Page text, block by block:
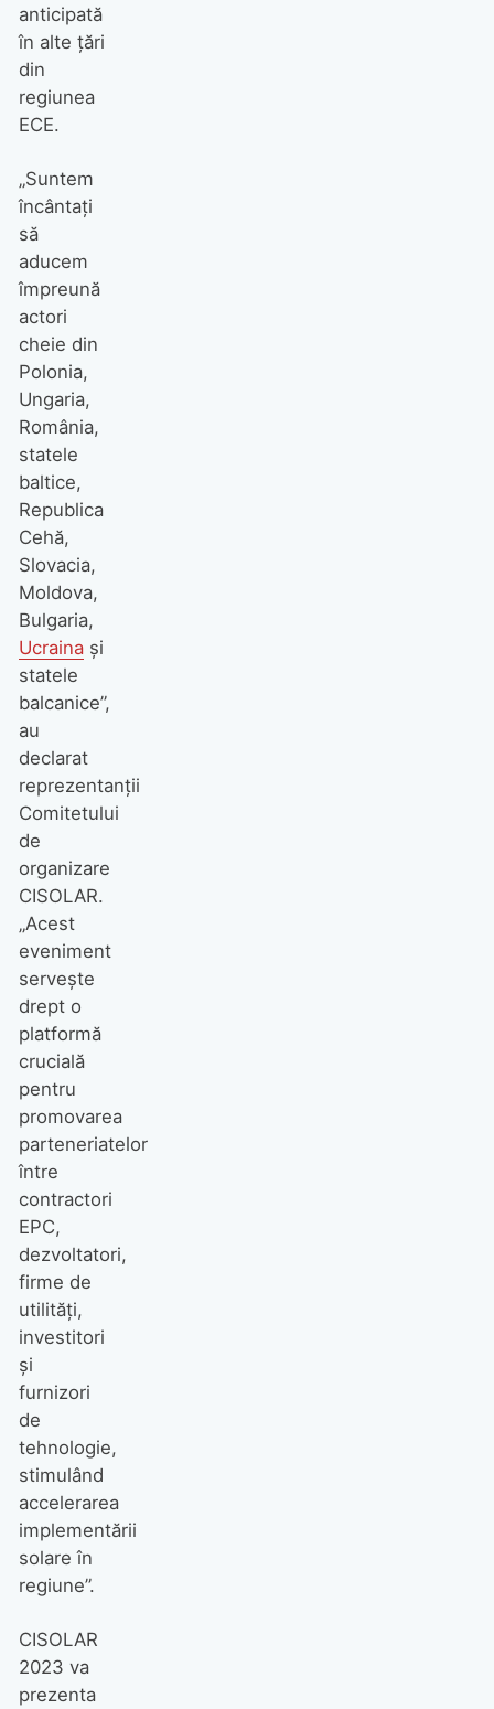
anticipată
în alte țări
din
regiunea
ECE.
„Suntem
încântați
să
aducem
împreună
actori
cheie din
Polonia,
Ungaria,
România,
statele
baltice,
Republica
Cehă,
Slovacia,
Moldova,
Bulgaria,
Ucrainași
statele
balcanice”,
au
declarat
reprezentanții
Comitetului
de
organizare
CISOLAR.
„Acest
eveniment
servește
drept o
platformă
crucială
pentru
promovarea
parteneriatelor
între
contractori
EPC,
dezvoltatori,
firme de
utilități,
investitori
și
furnizori
de
tehnologie,
stimulând
accelerarea
implementării
solare în
regiune”.
CISOLAR
2023 va
prezenta